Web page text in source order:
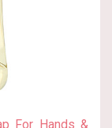
For Hands &